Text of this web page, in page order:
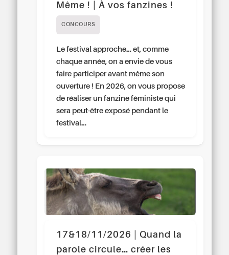
Même ! | À vos fanzines !
CONCOURS
Le festival approche… et, comme
chaque année, on a envie de vous
faire participer avant même son
ouverture ! En 2026, on vous propose
de réaliser un fanzine féministe qui
sera peut-être exposé pendant le
festival…
17&18/11/2026 | Quand la
parole circule… créer les